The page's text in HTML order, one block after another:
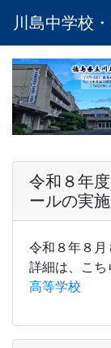
川島中学校
令和８年
ールの実
令和８年８月
詳細は、こ
高等学校